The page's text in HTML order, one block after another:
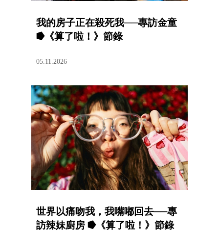
我的房子正在殺死我──專訪金童
⭓《算了啦！》節錄
05.11.2026
世界以痛吻我，我嘴嘟回去──專
訪辣妹廚房 ⭓《算了啦！》節錄